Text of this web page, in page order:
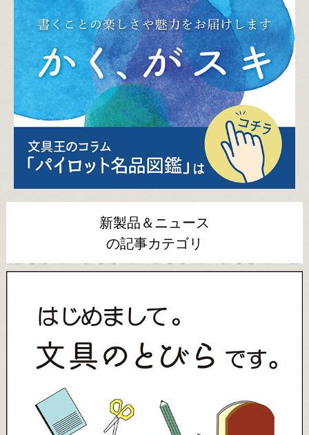
新製品＆ニュース
の記事カテゴリ